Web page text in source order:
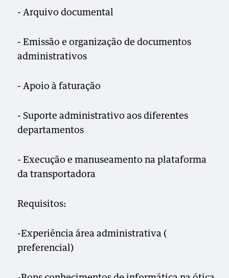
- Arquivo documental
- Emissão e organização de documentos
administrativos
- Apoio à faturação
- Suporte administrativo aos diferentes
departamentos
- Execução e manuseamento na plataforma
da transportadora
Requisitos:
-Experiência área administrativa (
preferencial)